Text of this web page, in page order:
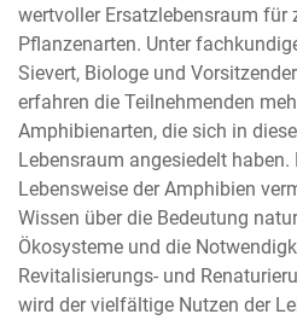
wertvoller Ersatzlebensraum für
Pflanzenarten. Unter
Sievert, Biologe und
erfahren die Teilnehmenden
Amphibienarten, die sich in
Lebensraum angesiedelt
Lebensweise der Amphibien
Wissen über die Bedeutung
Ökosysteme und die
Revitalisierungs- und
wird der vielfältige Nutzen der